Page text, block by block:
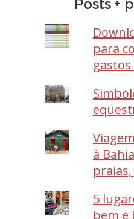
Posts +
para
à
5
bem e